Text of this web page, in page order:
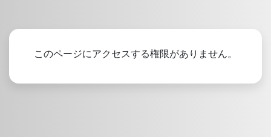
このページにアクセスする権限がありません。